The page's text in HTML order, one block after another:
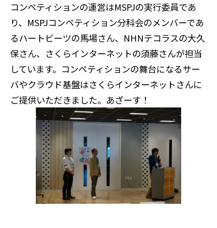
コンペティションの運営はMSPJの実行委員であ
り、MSPJコンペティション分科会のメンバーであ
るハートビーツの馬場さん、NHNテコラスの大久
保さん、さくらインターネットの須藤さんが担当
しています。コンペティションの舞台になるサー
バやクラウド基盤はさくらインターネットさんに
ご提供いただきました。あざーす！